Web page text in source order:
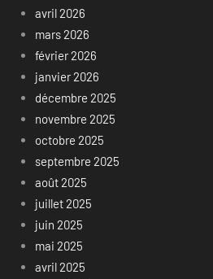
avril 2026
mars 2026
février 2026
janvier 2026
décembre 2025
novembre 2025
octobre 2025
septembre 2025
août 2025
juillet 2025
juin 2025
mai 2025
avril 2025